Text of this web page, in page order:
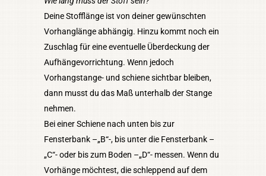
Deine Stofflänge ist von deiner gewünschten
Vorhanglänge abhängig. Hinzu kommt noch ein
Zuschlag für eine eventuelle Überdeckung der
Aufhängevorrichtung. Wenn jedoch
Vorhangstange- und schiene sichtbar bleiben,
dann musst du das Maß unterhalb der Stange
nehmen.
Bei einer Schiene nach unten bis zur
Fensterbank –„B“-, bis unter die Fensterbank –
„C“- oder bis zum Boden –„D“- messen. Wenn du
Vorhänge möchtest, die schleppend auf dem